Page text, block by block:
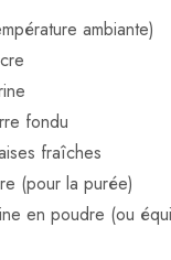
ambiante)
fondu
fraîches
(pour la purée)
en poudre (ou